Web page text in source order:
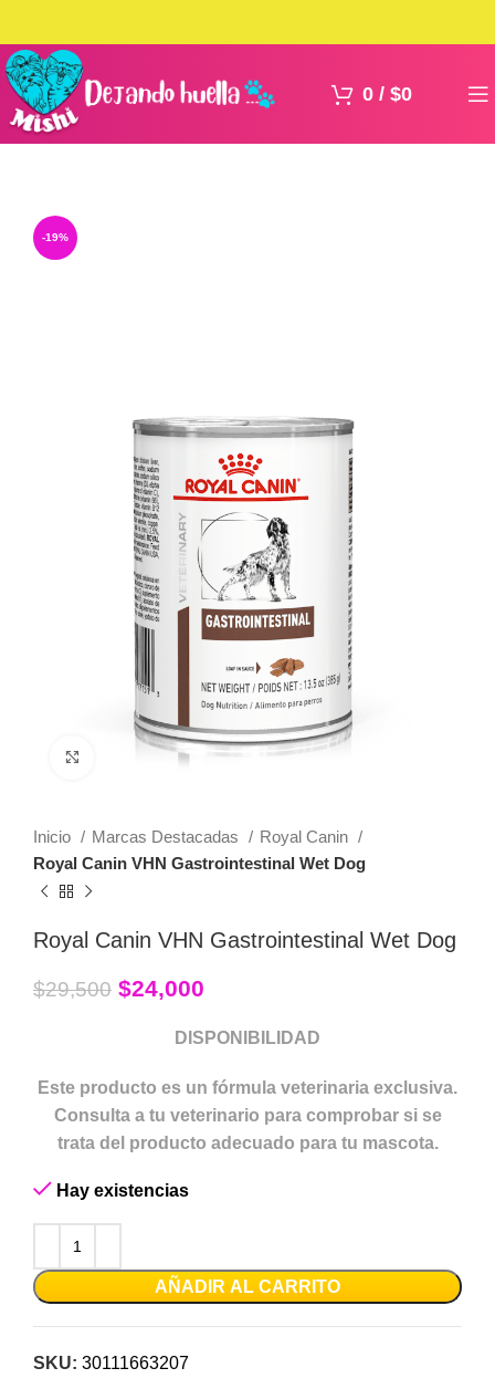
0 / $0
-19%
Click to enlarge
Inicio Marcas Destacadas
Royal Canin
Royal Canin VHN Gastrointestinal Wet Dog
Royal Canin VHN Gastrointestinal Wet Dog
$29,500 $24,000
DISPONIBILIDAD
Este producto es un fórmula veterinaria exclusiva.
Consulta a tu veterinario para comprobar si se
trata del producto adecuado para tu mascota.
Hay existencias
AÑADIR AL CARRITO
SKU: 30111663207